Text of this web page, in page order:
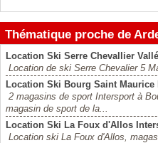
Thématique proche de
Location Ski Serre Chevallier
Location de ski Serre Chevalier 5
Location Ski Bourg Saint Maurice
2 magasins de sport Intersport à
magasin de sport de la...
Location Ski La Foux d'Allos
Location ski La Foux d'Allos,